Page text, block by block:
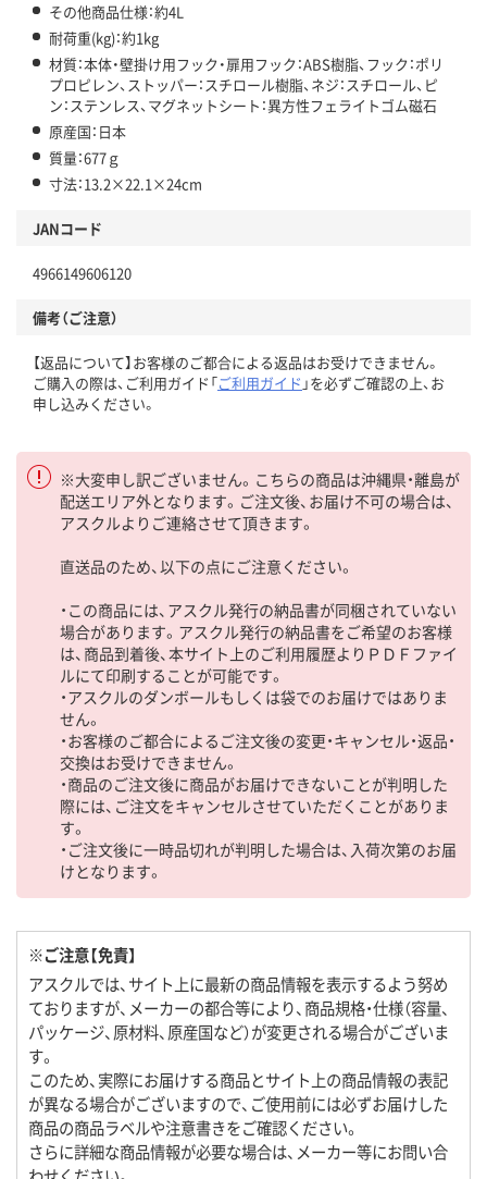
その他商品仕様：約4L
耐荷重(kg)：約1kg
材質：本体・壁掛け用フック・扉用フック：ABS樹脂、フック：ポリ
プロピレン、ストッパー：スチロール樹脂、ネジ：スチロール、ピ
ン：ステンレス、マグネットシート：異方性フェライトゴム磁石
原産国：日本
質量：677ｇ
寸法：13.2×22.1×24cm
JANコード
4966149606120
備考（ご注意）
【返品について】お客様のご都合による返品はお受けできません。
ご購入の際は、ご利用ガイド「ご利用ガイド 」を必ずご確認の上、お
申し込みください。
※大変申し訳ございません。こちらの商品は沖縄県・離島が
配送エリア外となります。ご注文後、お届け不可の場合は、
アスクルよりご連絡させて頂きます。
直送品のため、以下の点にご注意ください。
・この商品には、アスクル発行の納品書が同梱されていない
場合があります。アスクル発行の納品書をご希望のお客様
は、商品到着後、本サイト上のご利用履歴よりＰＤＦファイ
ルにて印刷することが可能です。
・アスクルのダンボールもしくは袋でのお届けではありま
せん。
・お客様のご都合によるご注文後の変更・キャンセル・返品・
交換はお受けできません。
・商品のご注文後に商品がお届けできないことが判明した
際には、ご注文をキャンセルさせていただくことがありま
す。
・ご注文後に一時品切れが判明した場合は、入荷次第のお届
けとなります。
※ご注意【免責】
アスクルでは、サイト上に最新の商品情報を表示するよう努め
ておりますが、メーカーの都合等により、商品規格・仕様（容量、
パッケージ、原材料、原産国など）が変更される場合がございま
す。
このため、実際にお届けする商品とサイト上の商品情報の表記
が異なる場合がございますので、ご使用前には必ずお届けした
商品の商品ラベルや注意書きをご確認ください。
さらに詳細な商品情報が必要な場合は、メーカー等にお問い合